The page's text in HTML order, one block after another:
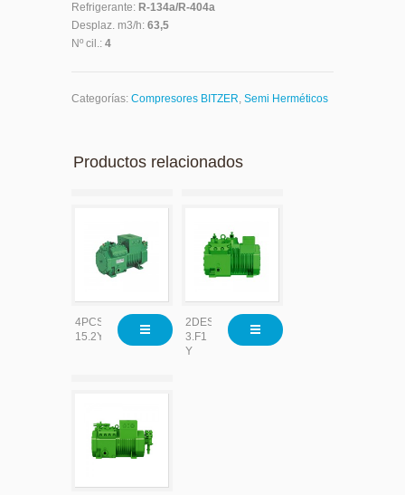
Refrigerante: R-134a/R-404a
Desplaz. m3/h: 63,5
Nº cil.: 4
Categorías: Compresores BITZER, Semi Herméticos
Productos relacionados
4PCS-
15.2Y
2DES-
3.F1
Y